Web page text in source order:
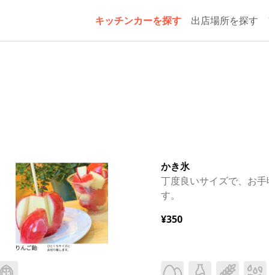
キッチンカーを探す 出店場所を探す
かき氷
丁度良いサイズで、お
す。
¥350